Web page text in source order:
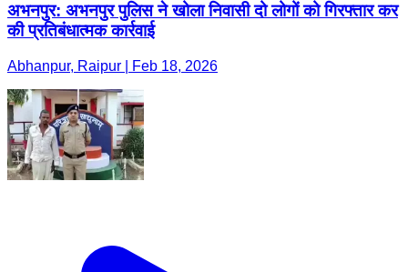
अभनपुर: अभनपुर पुलिस ने खोला निवासी दो लोगों को गिरफ्तार कर
की प्रतिबंधात्मक कार्रवाई
Abhanpur, Raipur | Feb 18, 2026